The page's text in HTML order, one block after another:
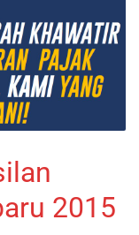
2015